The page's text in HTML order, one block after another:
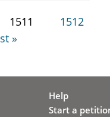
1511
1512
»
Help
Start a